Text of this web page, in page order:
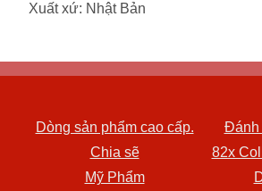
Xuất xứ: Nhật Bản
Dòng sản phẩm cao cấp.
Đánh
Chia sẽ
82x
Mỹ Phẩm